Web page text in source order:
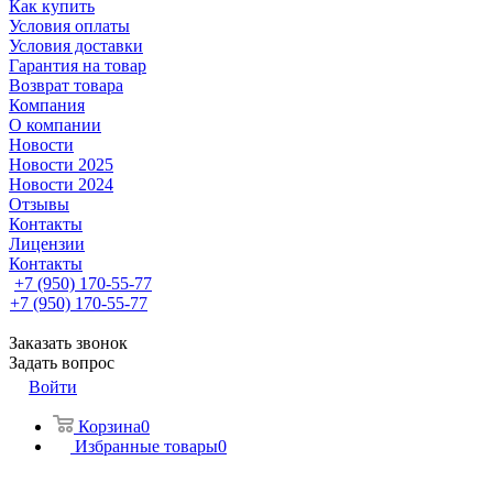
Как купить
Условия оплаты
Условия доставки
Гарантия на товар
Возврат товара
Компания
О компании
Новости
Новости 2025
Новости 2024
Отзывы
Контакты
Лицензии
Контакты
+7 (950) 170-55-77
+7 (950) 170-55-77
Заказать звонок
Задать вопрос
Войти
Корзина0
Избранные товары0